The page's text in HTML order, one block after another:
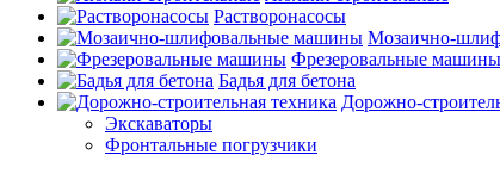
Растворонасосы
Мозаично-
Фрезеровальные машины
Бадья для бетона
Дорожно-
Экскаваторы
Фронтальные погрузчики